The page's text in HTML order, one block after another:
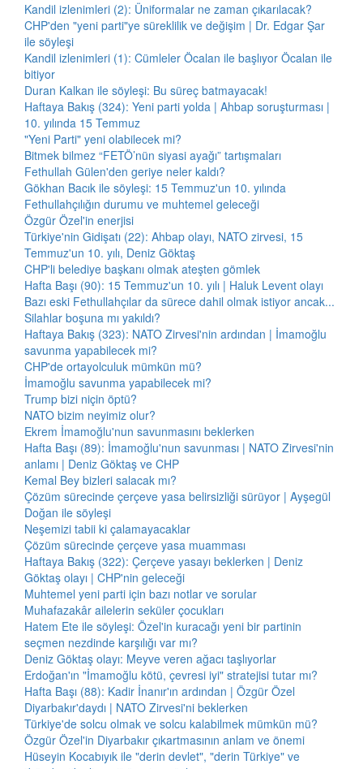
Kandil izlenimleri (2): Üniformalar ne zaman çıkarılacak?
CHP'den "yeni parti"ye süreklilik ve değişim | Dr. Edgar Şar
ile söyleşi
Kandil izlenimleri (1): Cümleler Öcalan ile başlıyor Öcalan ile
bitiyor
Duran Kalkan ile söyleşi: Bu süreç batmayacak!
Haftaya Bakış (324): Yeni parti yolda | Ahbap soruşturması |
10. yılında 15 Temmuz
"Yeni Parti" yeni olabilecek mi?
Bitmek bilmez “FETÖ’nün siyasi ayağı” tartışmaları
Fethullah Gülen'den geriye neler kaldı?
Gökhan Bacık ile söyleşi: 15 Temmuz'un 10. yılında
Fethullahçılığın durumu ve muhtemel geleceği
Özgür Özel'in enerjisi
Türkiye'nin Gidişatı (22): Ahbap olayı, NATO zirvesi, 15
Temmuz'un 10. yılı, Deniz Göktaş
CHP'li belediye başkanı olmak ateşten gömlek
Hafta Başı (90): 15 Temmuz'un 10. yılı | Haluk Levent olayı
Bazı eski Fethullahçılar da sürece dahil olmak istiyor ancak...
Silahlar boşuna mı yakıldı?
Haftaya Bakış (323): NATO Zirvesi'nin ardından | İmamoğlu
savunma yapabilecek mi?
CHP'de ortayolculuk mümkün mü?
İmamoğlu savunma yapabilecek mi?
Trump bizi niçin öptü?
NATO bizim neyimiz olur?
Ekrem İmamoğlu'nun savunmasını beklerken
Hafta Başı (89): İmamoğlu'nun savunması | NATO Zirvesi'nin
anlamı | Deniz Göktaş ve CHP
Kemal Bey bizleri salacak mı?
Çözüm sürecinde çerçeve yasa belirsizliği sürüyor | Ayşegül
Doğan ile söyleşi
Neşemizi tabii ki çalamayacaklar
Çözüm sürecinde çerçeve yasa muamması
Haftaya Bakış (322): Çerçeve yasayı beklerken | Deniz
Göktaş olayı | CHP'nin geleceği
Muhtemel yeni parti için bazı notlar ve sorular
Muhafazakâr ailelerin seküler çocukları
Hatem Ete ile söyleşi: Özel'in kuracağı yeni bir partinin
seçmen nezdinde karşılığı var mı?
Deniz Göktaş olayı: Meyve veren ağacı taşlıyorlar
Erdoğan'ın "İmamoğlu kötü, çevresi iyi" stratejisi tutar mı?
Hafta Başı (88): Kadir İnanır'ın ardından | Özgür Özel
Diyarbakır'daydı | NATO Zirvesi'ni beklerken
Türkiye'de solcu olmak ve solcu kalabilmek mümkün mü?
Özgür Özel'in Diyarbakır çıkartmasının anlam ve önemi
Hüseyin Kocabıyık ile "derin devlet", "derin Türkiye" ve